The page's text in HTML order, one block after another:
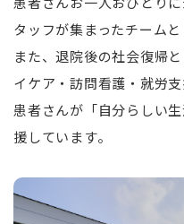
タッフが集まったチーム
また、退院後の社会復帰
イケア・訪問看護・就労
患者さんが「自分らしい
援しています。